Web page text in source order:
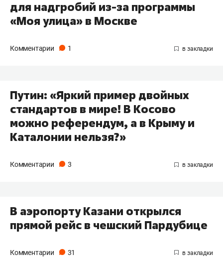
для надгробий из-за программы
«Моя улица» в Москве
Комментарии 1
Путин: «Яркий пример двойных
стандартов в мире! В Косово
можно референдум, а в Крыму и
Каталонии нельзя?»
Комментарии 3
В аэропорту Казани открылся
прямой рейс в чешский Пардубице
Комментарии 31